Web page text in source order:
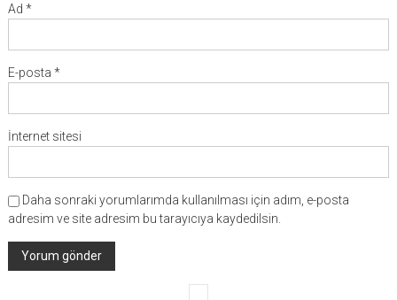
Ad *
E-posta *
İnternet sitesi
Daha sonraki yorumlarımda kullanılması için adım, e-posta
adresim ve site adresim bu tarayıcıya kaydedilsin.